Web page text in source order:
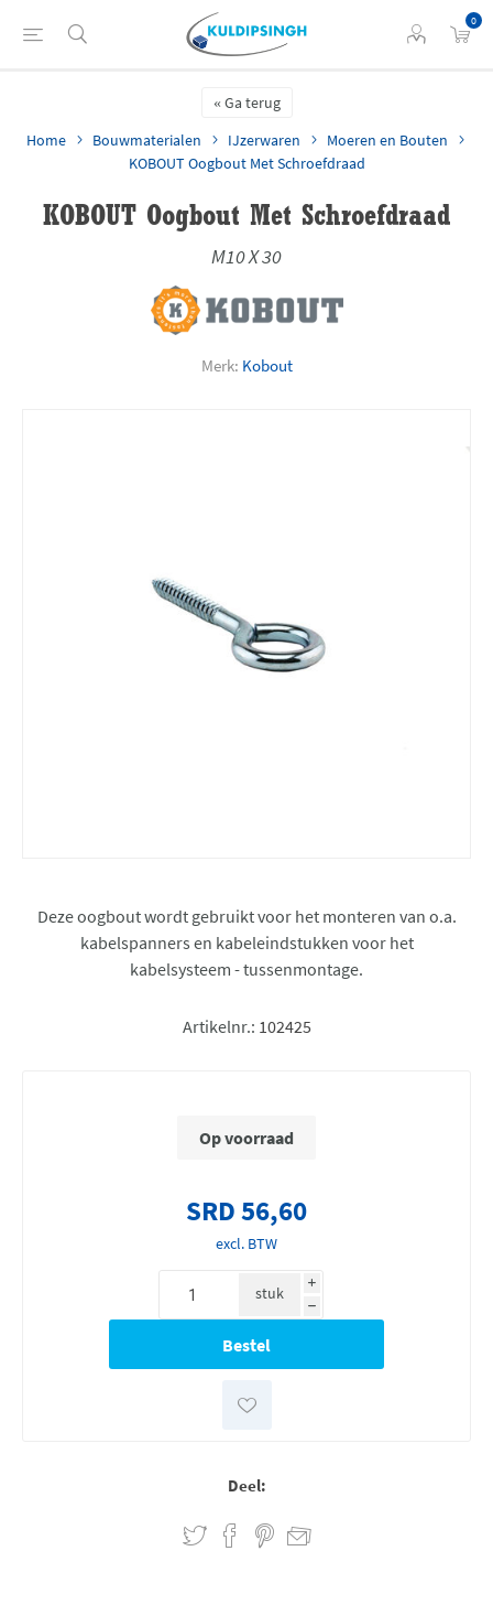
0
Ga terug
Home
Bouwmaterialen IJzerwaren
Moeren en Bouten
KOBOUT Oogbout Met Schroefdraad
KOBOUT Oogbout Met Schroefdraad
M10 X 30
Merk: Kobout
Deze oogbout wordt gebruikt voor het monteren van o.a.
kabelspanners en kabeleindstukken voor het
kabelsysteem - tussenmontage.
Artikelnr.: 102425
Op voorraad
SRD 56,60
excl. BTW
i
h
stuk
Deel: